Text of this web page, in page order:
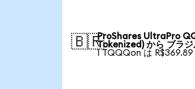
🇧🇷ProShares UltraPro
Tokenized) から ブラジ
1 TQQQon は R$369.89